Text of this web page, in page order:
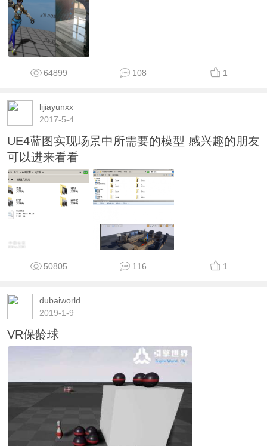
64899 108 1
lijiayunxx
2017-5-4
UE4蓝图实现场景中所需要的模型 感兴趣的朋友
可以进来看看
50805 116 1
dubaiworld
2019-1-9
VR保龄球